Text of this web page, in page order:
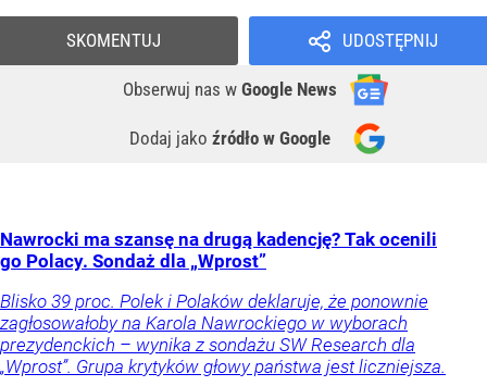
UDOSTĘPNIJ
Obserwuj nas w Google News
Dodaj jako źródło w Google
SKOMENTUJ
Nawrocki ma szansę na drugą kadencję? Tak ocenili
go Polacy. Sondaż dla „Wprost”
Blisko 39 proc. Polek i Polaków deklaruje, że ponownie
zagłosowałoby na Karola Nawrockiego w wyborach
prezydenckich – wynika z sondażu SW Research dla
„Wprost”. Grupa krytyków głowy państwa jest liczniejsza.